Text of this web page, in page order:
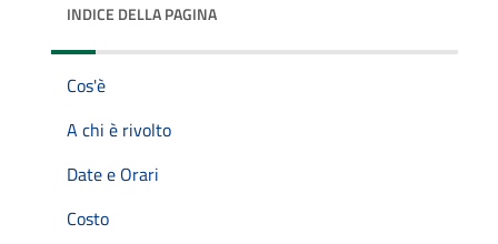
INDICE DELLA PAGINA
Cos'è
A chi è rivolto
Date e Orari
Costo